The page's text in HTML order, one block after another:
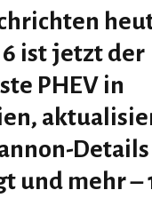
ist jetzt der
PHEV in
Details
und mehr –